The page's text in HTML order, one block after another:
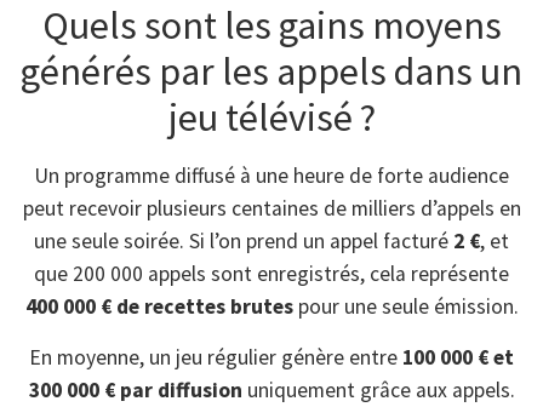
Quels sont les gains moyens
générés par les appels dans un
jeu télévisé ?
Un programme diffusé à une heure de forte audience
peut recevoir plusieurs centaines de milliers d’appels en
une seule soirée. Si l’on prend un appel facturé 2 €, et
que 200 000 appels sont enregistrés, cela représente
400 000 € de recettes brutespour une seule émission.
En moyenne, un jeu régulier génère entre 100 000 € et
300 000 € par diffusion uniquement grâce aux appels.